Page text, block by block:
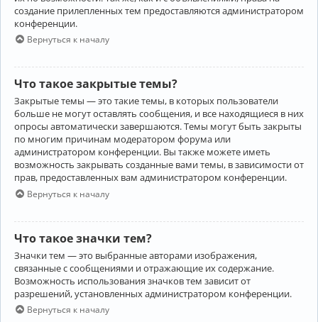
создание прилепленных тем предоставляются администратором
конференции.
Вернуться к началу
Что такое закрытые темы?
Закрытые темы — это такие темы, в которых пользователи
больше не могут оставлять сообщения, и все находящиеся в них
опросы автоматически завершаются. Темы могут быть закрыты
по многим причинам модератором форума или
администратором конференции. Вы также можете иметь
возможность закрывать созданные вами темы, в зависимости от
прав, предоставленных вам администратором конференции.
Вернуться к началу
Что такое значки тем?
Значки тем — это выбранные авторами изображения,
связанные с сообщениями и отражающие их содержание.
Возможность использования значков тем зависит от
разрешений, установленных администратором конференции.
Вернуться к началу